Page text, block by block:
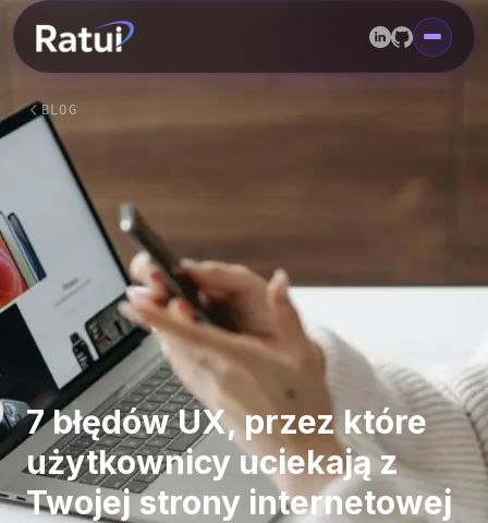
BLOG
7 błędów UX, przez które
użytkownicy uciekają z
Twojej strony internetowej